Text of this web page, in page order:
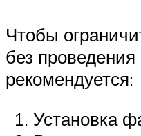
Чтобы
без
рекомендуется:
Установка